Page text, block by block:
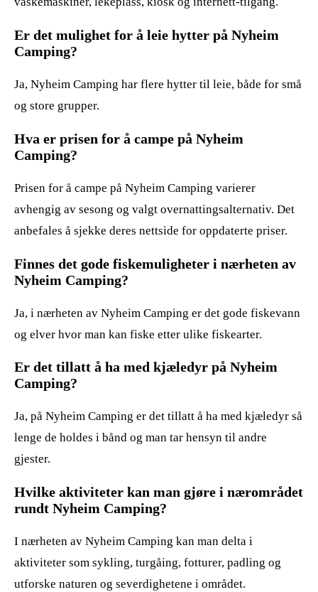
Er det mulighet for å leie hytter på Nyheim
Camping?
Ja, Nyheim Camping har flere hytter til leie, både for små
og store grupper.
Hva er prisen for å campe på Nyheim
Camping?
Prisen for å campe på Nyheim Camping varierer
avhengig av sesong og valgt overnattingsalternativ. Det
anbefales å sjekke deres nettside for oppdaterte priser.
Finnes det gode fiskemuligheter i nærheten av
Nyheim Camping?
Ja, i nærheten av Nyheim Camping er det gode fiskevann
og elver hvor man kan fiske etter ulike fiskearter.
Er det tillatt å ha med kjæledyr på Nyheim
Camping?
Ja, på Nyheim Camping er det tillatt å ha med kjæledyr så
lenge de holdes i bånd og man tar hensyn til andre
gjester.
Hvilke aktiviteter kan man gjøre i nærområdet
rundt Nyheim Camping?
I nærheten av Nyheim Camping kan man delta i
aktiviteter som sykling, turgåing, fotturer, padling og
utforske naturen og severdighetene i området.